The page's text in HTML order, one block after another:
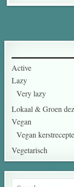
Active
Lazy
Very lazy
Lokaal & Groen
Vegan
Vegan
Vegetarisch
Search for: